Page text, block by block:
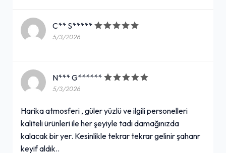
C** S*****
5/3/2026
N*** G******
5/3/2026
Harika atmosferi , güler yüzlü ve ilgili personelleri
kaliteli ürünleri ile her şeyiyle tadı damağınızda
kalacak bir yer. Kesinlikle tekrar tekrar gelinir şahanr
keyif aldık..